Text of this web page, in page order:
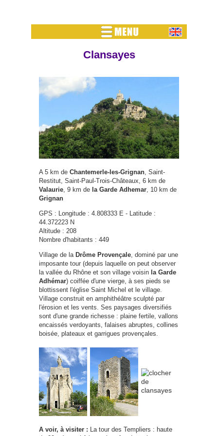
Clansayes
A 5 km de Chantemerle-les-Grignan, Saint-
Restitut, Saint-Paul-Trois-Châteaux, 6 km de
Valaurie, 9 km de la Garde Adhemar, 10 km de
Grignan
GPS : Longitude : 4.808333 E - Latitude :
44.372223 N
Altitude : 208
Nombre d'habitants : 449
Village de la Drôme Provençale, dominé par une
imposante tour (depuis laquelle on peut observer
la vallée du Rhône et son village voisin la Garde
Adhémar) coiffée d'une vierge, à ses pieds se
blottissent l'église Saint Michel et le village.
Village construit en amphithéâtre sculpté par
l'érosion et les vents. Ses paysages diversifiés
sont d'une grande richesse : plaine fertile, vallons
encaissés verdoyants, falaises abruptes, collines
boisée, plateaux et garrigues provençales.
A voir, à visiter : La tour des Templiers : haute